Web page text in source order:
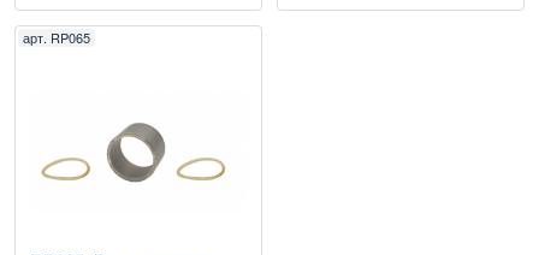
арт. RP065